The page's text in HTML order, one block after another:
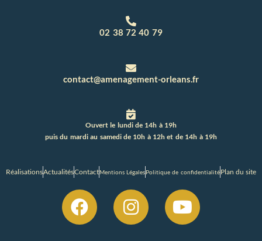
02 38 72 40 79
contact@amenagement-orleans.fr
Ouvert le lundi de 14h à 19h
puis du mardi au samedi de 10h à 12h et de 14h à 19h
RéalisationsActualitésContactMentions LégalesPolitique de confidentialitéPlan du site